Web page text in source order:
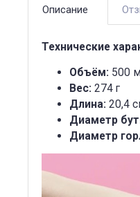
Описание
Технические
Объём: 500
Вес: 274 г
Длина: 20,4
Диаметр
Диаметр